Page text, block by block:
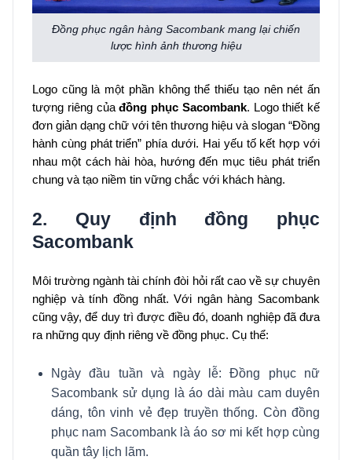
Đồng phục ngân hàng Sacombank mang lại chiến
lược hình ảnh thương hiệu
Logo cũng là một phần không thể thiếu tạo nên nét ấn
tượng riêng củađồng phục Sacombank. Logo thiết kế
đơn giản dạng chữ với tên thương hiệu và slogan “Đồng
hành cùng phát triển” phía dưới. Hai yếu tố kết hợp với
nhau một cách hài hòa, hướng đến mục tiêu phát triển
chung và tạo niềm tin vững chắc với khách hàng.
2. Quy định đồng phục
Sacombank
Môi trường ngành tài chính đòi hỏi rất cao về sự chuyên
nghiệp và tính đồng nhất. Với ngân hàng Sacombank
cũng vậy, để duy trì được điều đó, doanh nghiệp đã đưa
ra những quy định riêng về đồng phục. Cụ thể:
Ngày đầu tuần và ngày lễ: Đồng phục nữ
Sacombank sử dụng là áo dài màu cam duyên
dáng, tôn vinh vẻ đẹp truyền thống. Còn đồng
phục nam Sacombank là áo sơ mi kết hợp cùng
quần tây lịch lãm.